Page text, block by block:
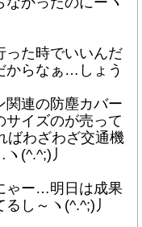
た時でいいんだ
からなぁ…しょう
連の防塵カバー
サイズのが売って
ばわざわざ交通機
(^.^;)丿
ゃー…明日は成果
し～ヽ(^.^;)丿